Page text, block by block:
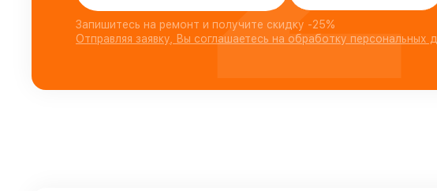
Запишитесь на ремонт и получите скидку -25%
Отправляя заявку, Вы соглашаетесь на обработку персональных